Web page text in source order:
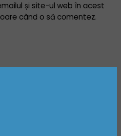
și site-ul web în acest
când o să comentez.